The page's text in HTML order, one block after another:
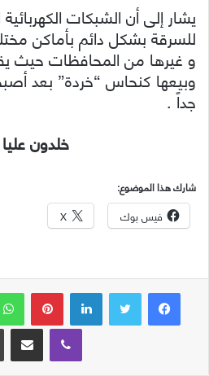
يشار إلى أن الشبكات
للسرقة بشكل دائم بأماكن
و غيرها من المحافظات حيث
وبيعها كنحاس “خردة” بعد
جداً .
خلدون
شارك هذا الموضوع:
فيس بوك X
لينكدإن بينتيريست
ڤايبر
مشاركة عبر البريد